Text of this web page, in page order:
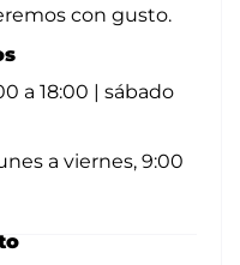
con gusto.
a 18:00 | sábado
a viernes, 9:00